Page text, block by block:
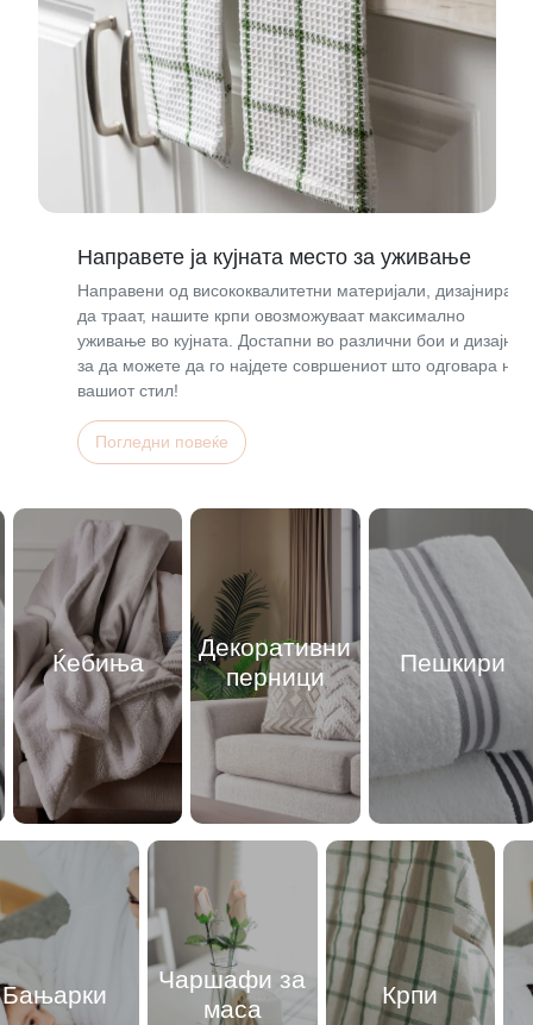
Направете ја кујната место за уживање
Направени од висококвалитетни материјали, дизајнирани
да траат, нашите крпи овозможуваат максимално
уживање во кујната. Достапни во различни бои и дизајни,
за да можете да го најдете совршениот што одговара на
вашиот стил!
Погледни повеќе
Декоративни
перници
Пешкири
Бањарки
Чаршафи за
маса
Крпи